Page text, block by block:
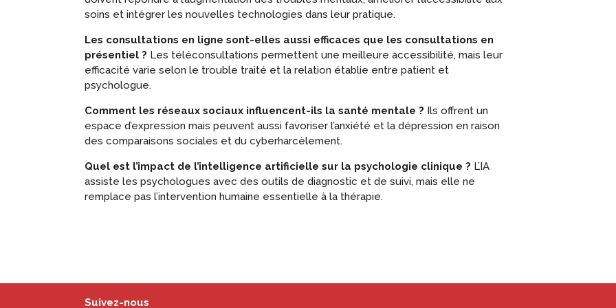
soins et intégrer les nouvelles technologies dans leur pratique.
Les consultations en ligne sont-elles aussi efficaces que les consultations en
présentiel ? Les téléconsultations permettent une meilleure accessibilité, mais leur
efficacité varie selon le trouble traité et la relation établie entre patient et
psychologue.
Comment les réseaux sociaux influencent-ils la santé mentale ? Ils offrent un
espace d’expression mais peuvent aussi favoriser l’anxiété et la dépression en raison
des comparaisons sociales et du cyberharcèlement.
Quel est l’impact de l’intelligence artificielle sur la psychologie clinique ? L’IA
assiste les psychologues avec des outils de diagnostic et de suivi, mais elle ne
remplace pas l’intervention humaine essentielle à la thérapie.
Suivez-nous